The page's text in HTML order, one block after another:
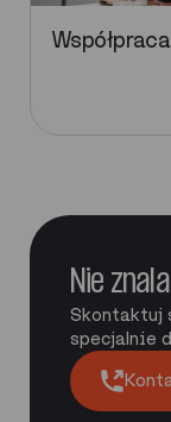
Nie
Skontaktuj
specjalnie